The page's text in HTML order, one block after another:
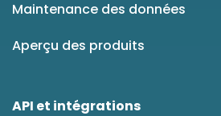
Maintenance des données
Aperçu des produits
API et intégrations